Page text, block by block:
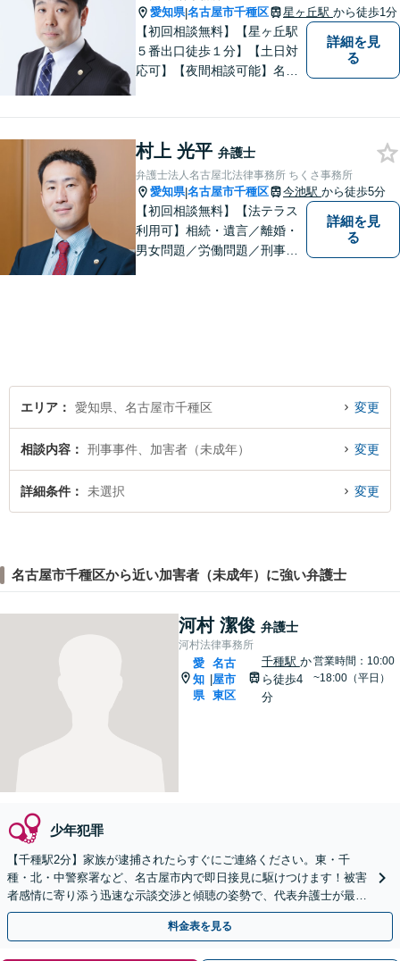
愛知県|名古屋市千種区 星ヶ丘駅 から徒歩1分
【初回相談無料】【星ヶ丘駅
５番出口徒歩１分】【土日対
応可】【夜間相談可能】名古
詳細を見
る
村上 光平 弁護士
弁護士法人名古屋北法律事務所 ちくさ事務所
愛知県|名古屋市千種区 今池駅 から徒歩5分
【初回相談無料】【法テラス
利用可】相続・遺言／離婚・
男女問題／労働問題／刑事事
分】
詳細を見
る
エリア 愛知県、名古屋市千種区 変更
相談内容 刑事事件、加害者（未成年） 変更
詳細条件 未選択 変更
名古屋市千種区から近い加害者（未成年）に強い弁護士
河村 潔俊 弁護士
河村法律事務所
愛
知
県
名古
屋市
東区
千種駅 か
ら徒歩4
分
営業時間：10:00
~18:00（平日）
少年犯罪
【千種駅2分】家族が逮捕されたらすぐにご連絡ください。東・千
種・北・中警察署など、名古屋市内で即日接見に駆けつけます！被害
者感情に寄り添う迅速な示談交渉と傾聴の姿勢で、代表弁護士が最後
まで一貫対応！【土日夜間対応可】【オンライン対応可】
料金表を見る